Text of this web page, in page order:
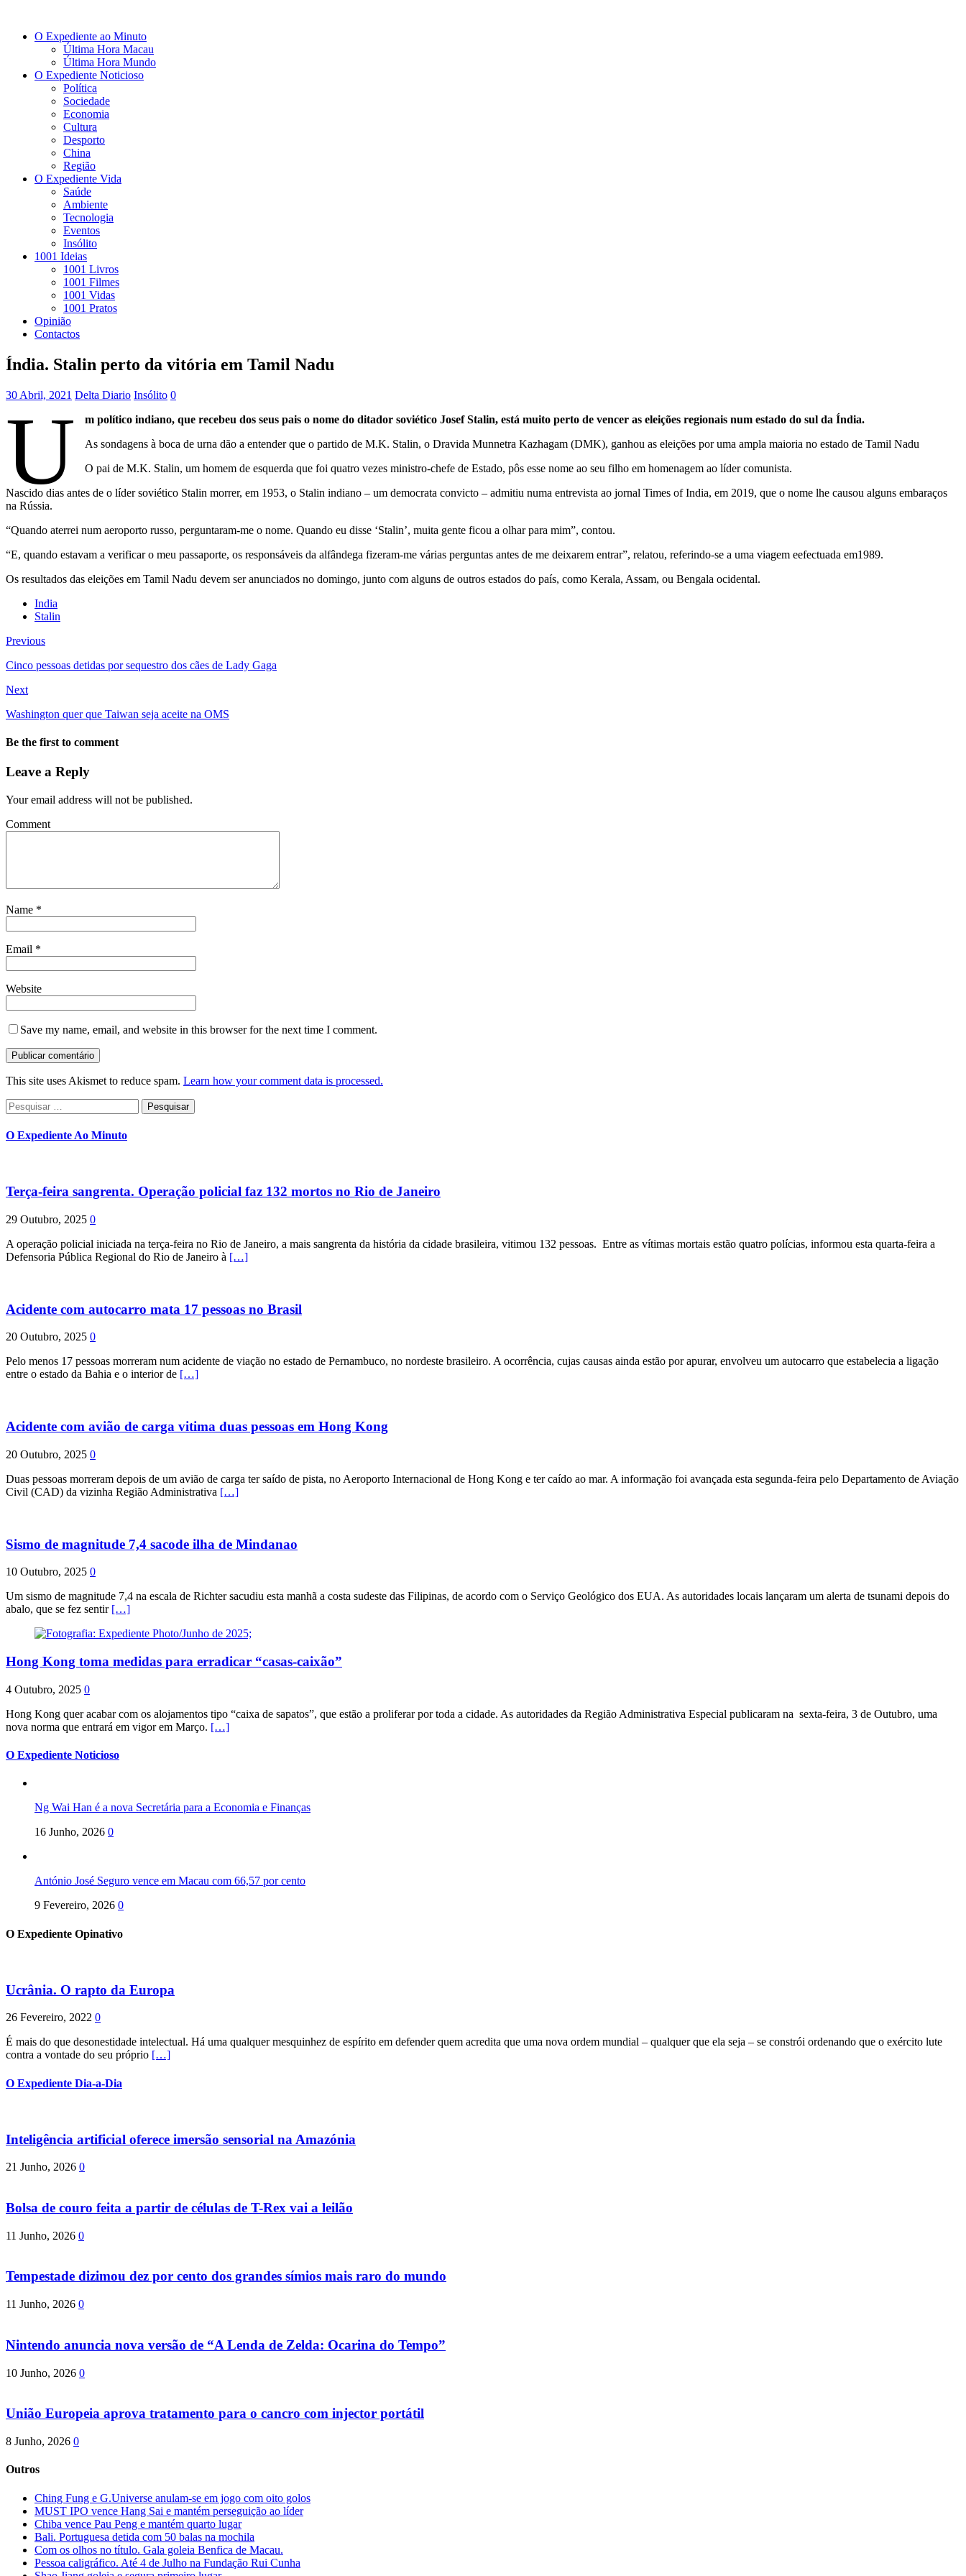
O Expediente ao Minuto
Última Hora Macau
Última Hora Mundo
O Expediente Noticioso
Política
Sociedade
Economia
Cultura
Desporto
China
Região
O Expediente Vida
Saúde
Ambiente
Tecnologia
Eventos
Insólito
1001 Ideias
1001 Livros
1001 Filmes
1001 Vidas
1001 Pratos
Opinião
Contactos
Índia. Stalin perto da vitória em Tamil Nadu
30 Abril, 2021 Delta Diario Insólito 0
U
m político indiano, que recebeu dos seus pais o nome do ditador soviético Josef Stalin, está muito perto de vencer as eleições regionais num estado do sul da Índia.
As sondagens à boca de urna dão a entender que o partido de M.K. Stalin, o Dravida Munnetra Kazhagam (DMK), ganhou as eleições por uma ampla maioria no estado de Tamil Nadu
O pai de M.K. Stalin, um homem de esquerda que foi quatro vezes ministro-chefe de Estado, pôs esse nome ao seu filho em homenagem ao líder comunista.
Nascido dias antes de o líder soviético Stalin morrer, em 1953, o Stalin indiano – um democrata convicto – admitiu numa entrevista ao jornal Times of India, em 2019, que o nome lhe causou alguns embaraços
na Rússia.
“Quando aterrei num aeroporto russo, perguntaram-me o nome. Quando eu disse ‘Stalin’, muita gente ficou a olhar para mim”, contou.
“E, quando estavam a verificar o meu passaporte, os responsáveis da alfândega fizeram-me várias perguntas antes de me deixarem entrar”, relatou, referindo-se a uma viagem eefectuada em1989.
Os resultados das eleições em Tamil Nadu devem ser anunciados no domingo, junto com alguns de outros estados do país, como Kerala, Assam, ou Bengala ocidental.
India
Stalin
Previous
Cinco pessoas detidas por sequestro dos cães de Lady Gaga
Next
Washington quer que Taiwan seja aceite na OMS
Be the first to comment
Leave a Reply
Your email address will not be published.
Comment
Name *
Email *
Website
Save my name, email, and website in this browser for the next time I comment.
This site uses Akismet to reduce spam. Learn how your comment data is processed.
Pesquisar
por:
O Expediente Ao Minuto
Terça-feira sangrenta. Operação policial faz 132 mortos no Rio de Janeiro
29 Outubro, 2025 0
A operação policial iniciada na terça-feira no Rio de Janeiro, a mais sangrenta da história da cidade brasileira, vitimou 132 pessoas. Entre as vítimas mortais estão quatro polícias, informou esta quarta-feira a
Defensoria Pública Regional do Rio de Janeiro à […]
Acidente com autocarro mata 17 pessoas no Brasil
20 Outubro, 2025 0
Pelo menos 17 pessoas morreram num acidente de viação no estado de Pernambuco, no nordeste brasileiro. A ocorrência, cujas causas ainda estão por apurar, envolveu um autocarro que estabelecia a ligação
entre o estado da Bahia e o interior de […]
Acidente com avião de carga vitima duas pessoas em Hong Kong
20 Outubro, 2025 0
Duas pessoas morreram depois de um avião de carga ter saído de pista, no Aeroporto Internacional de Hong Kong e ter caído ao mar. A informação foi avançada esta segunda-feira pelo Departamento de Aviação
Civil (CAD) da vizinha Região Administrativa […]
Sismo de magnitude 7,4 sacode ilha de Mindanao
10 Outubro, 2025 0
Um sismo de magnitude 7,4 na escala de Richter sacudiu esta manhã a costa sudeste das Filipinas, de acordo com o Serviço Geológico dos EUA. As autoridades locais lançaram um alerta de tsunami depois do
abalo, que se fez sentir […]
Hong Kong toma medidas para erradicar “casas-caixão”
4 Outubro, 2025 0
Hong Kong quer acabar com os alojamentos tipo “caixa de sapatos”, que estão a proliferar por toda a cidade. As autoridades da Região Administrativa Especial publicaram na sexta-feira, 3 de Outubro, uma
nova norma que entrará em vigor em Março. […]
O Expediente Noticioso
Ng Wai Han é a nova Secretária para a Economia e Finanças
16 Junho, 2026 0
António José Seguro vence em Macau com 66,57 por cento
9 Fevereiro, 2026 0
O Expediente Opinativo
Ucrânia. O rapto da Europa
26 Fevereiro, 2022 0
É mais do que desonestidade intelectual. Há uma qualquer mesquinhez de espírito em defender quem acredita que uma nova ordem mundial – qualquer que ela seja – se constrói ordenando que o exército lute
contra a vontade do seu próprio […]
O Expediente Dia-a-Dia
Inteligência artificial oferece imersão sensorial na Amazónia
21 Junho, 2026 0
Bolsa de couro feita a partir de células de T-Rex vai a leilão
11 Junho, 2026 0
Tempestade dizimou dez por cento dos grandes símios mais raro do mundo
11 Junho, 2026 0
Nintendo anuncia nova versão de “A Lenda de Zelda: Ocarina do Tempo”
10 Junho, 2026 0
União Europeia aprova tratamento para o cancro com injector portátil
8 Junho, 2026 0
Outros
Ching Fung e G.Universe anulam-se em jogo com oito golos
MUST IPO vence Hang Sai e mantém perseguição ao líder
Chiba vence Pau Peng e mantém quarto lugar
Bali. Portuguesa detida com 50 balas na mochila
Com os olhos no título. Gala goleia Benfica de Macau.
Pessoa caligráfico. Até 4 de Julho na Fundação Rui Cunha